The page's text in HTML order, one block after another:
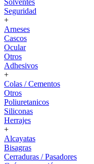
Solventes
Seguridad
+
Arneses
Cascos
Ocular
Otros
Adhesivos
+
Colas / Cementos
Otros
Poliuretanicos
Siliconas
Herrajes
+
Alcayatas
Bisagras
Cerraduras / Pasadores